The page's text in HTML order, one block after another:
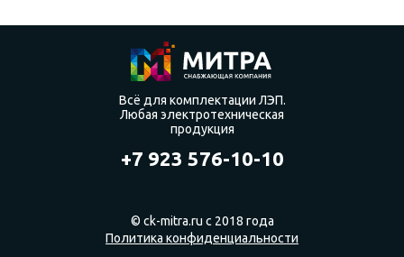
Всё для комплектации ЛЭП.
Любая электротехническая
продукция
+7 923 576-10-10
© ck-mitra.ru с 2018 года
Политика конфиденциальности